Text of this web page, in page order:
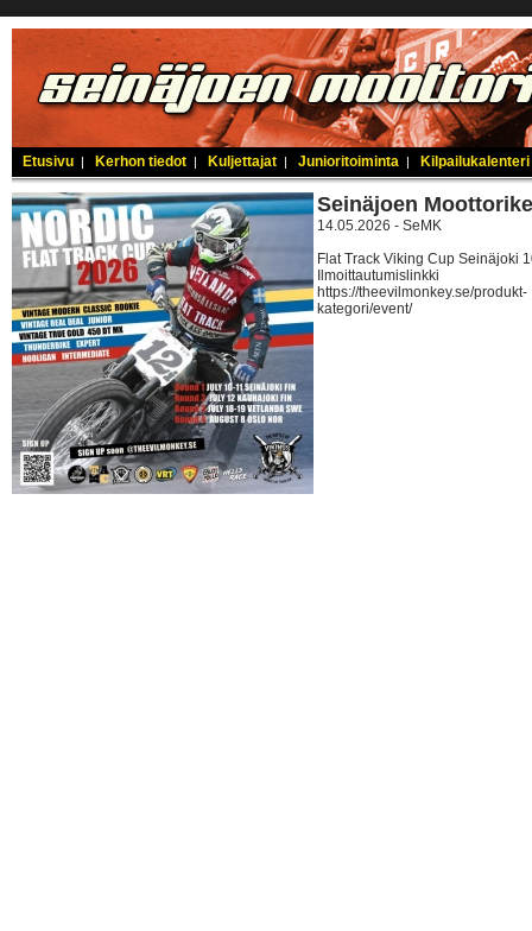
Etusivu | Kerhon tiedot | Kuljettajat | Junioritoiminta | Kilpailukalenteri
Seinäjoen
14.05.2026 - SeMK
Flat Track Viking Cup Seinäjoki
Ilmoittautumislinkki
https://theevilmonkey.se/produkt-
kategori/event/